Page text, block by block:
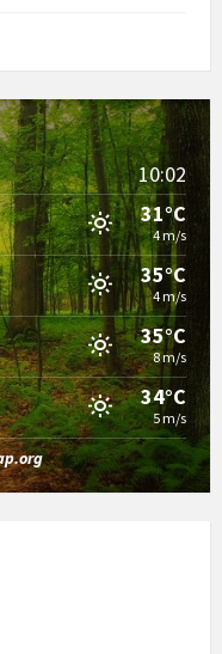
10:02
31°C
4 m/s
35°C
4 m/s
35°C
8 m/s
34°C
5 m/s